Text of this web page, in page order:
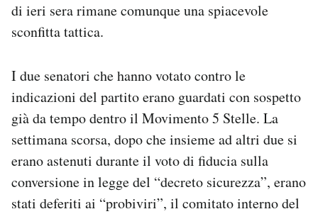
di ieri sera rimane comunque una spiacevole
sconfitta tattica.
I due senatori che hanno votato contro le
indicazioni del partito erano guardati con sospetto
già da tempo dentro il Movimento 5 Stelle. La
settimana scorsa, dopo che insieme ad altri due si
erano astenuti durante il voto di fiducia sulla
conversione in legge del “decreto sicurezza”, erano
stati deferiti ai “probiviri”, il comitato interno del